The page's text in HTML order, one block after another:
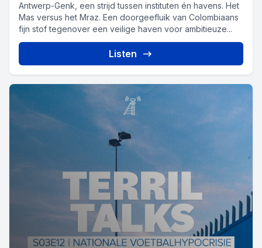
Antwerp-Genk, een strijd tussen instituten én havens. Het
Mas versus het Mraz. Een doorgeefluik van Colombiaans
fijn stof tegenover een veilige haven voor ambitieuze...
Listen